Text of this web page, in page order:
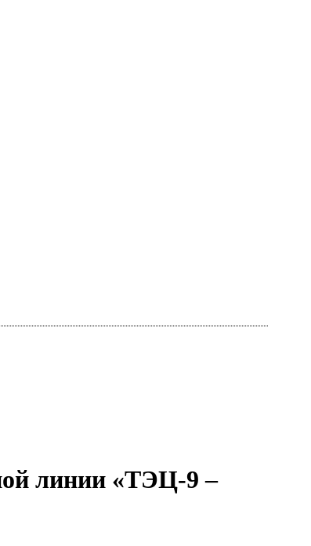
линии «ТЭЦ-9 –